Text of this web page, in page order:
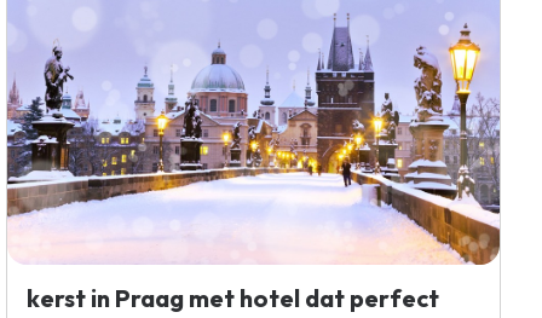
kerst in Praag met hotel dat perfect